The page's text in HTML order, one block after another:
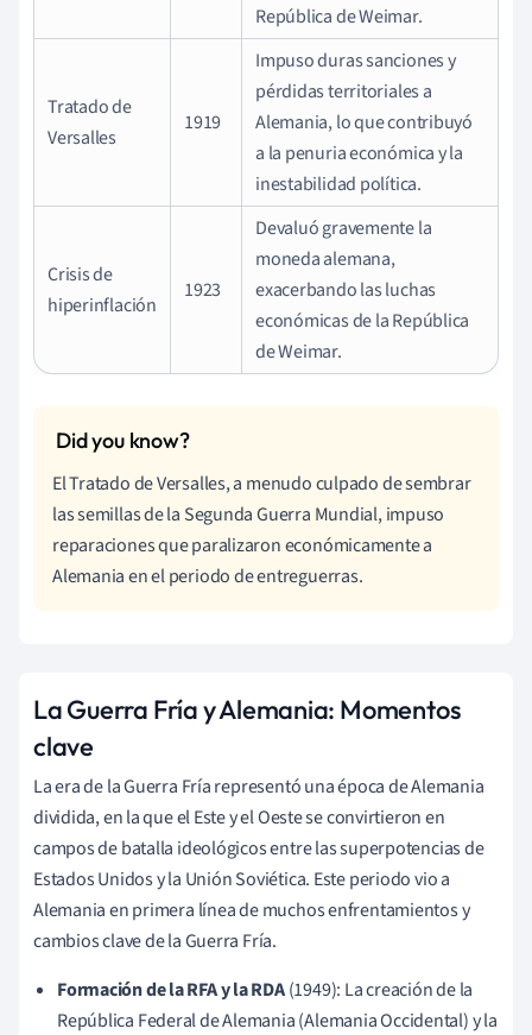
República de Weimar.
Tratado de
Versalles
1919
Impuso duras sanciones y
pérdidas territoriales a
Alemania, lo que contribuyó
a la penuria económica y la
inestabilidad política.
Crisis de
hiperinflación
1923
Devaluó gravemente la
moneda alemana,
exacerbando las luchas
económicas de la República
de Weimar.
El Tratado de Versalles, a menudo culpado de sembrar
las semillas de la Segunda Guerra Mundial, impuso
reparaciones que paralizaron económicamente a
Alemania en el periodo de entreguerras.
La Guerra Fría y Alemania: Momentos
clave
La era de la Guerra Fría representó una época de Alemania
dividida, en la que el Este y el Oeste se convirtieron en
campos de batalla ideológicos entre las superpotencias de
Estados Unidos y la Unión Soviética. Este periodo vio a
Alemania en primera línea de muchos enfrentamientos y
cambios clave de la Guerra Fría.
Formación de la RFA y la RDA(1949): La creación de la
República Federal de Alemania (Alemania Occidental) y la